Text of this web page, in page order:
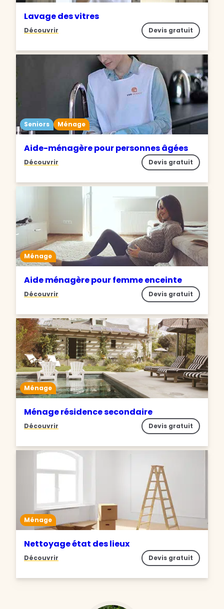
Lavage des vitres
Découvrir Devis gratuit
Seniors Ménage
Aide-ménagère pour personnes âgées
Découvrir Devis gratuit
Ménage
Aide ménagère pour femme enceinte
Découvrir Devis gratuit
Ménage
Ménage résidence secondaire
Découvrir Devis gratuit
Ménage
Nettoyage état des lieux
Découvrir Devis gratuit